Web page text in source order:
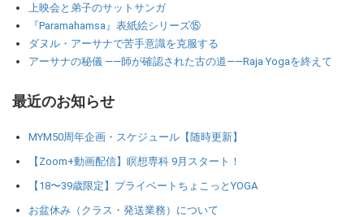
上映会と弟子のサットサンガ
『Paramahamsa』表紙絵シリーズ⑮
ダヌル・アーサナで苦手意識を克服する
アーサナの秘儀 ――師が確認された古の道――Raja Yogaを終えて
最近のお知らせ
MYM50周年企画・スケジュール【随時更新】
【Zoom+動画配信】瞑想専科 9月スタート！
【18〜39歳限定】プライベートちょこっとYOGA
お盆休み（クラス・発送業務）について